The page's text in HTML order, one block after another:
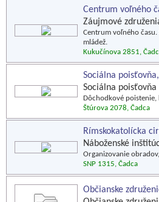
Centrum voľného
Záujmové
Centrum voľného
mládež.
Kukučínova 2851,
Sociálna
Sociálna poisťovňa
Dôchodkové
Štúrova 2078, Čadca
Rímskokatolícka
Náboženské
Organizovanie
SNP 1315, Čadca
Občianske